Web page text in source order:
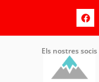
Els nostres socis